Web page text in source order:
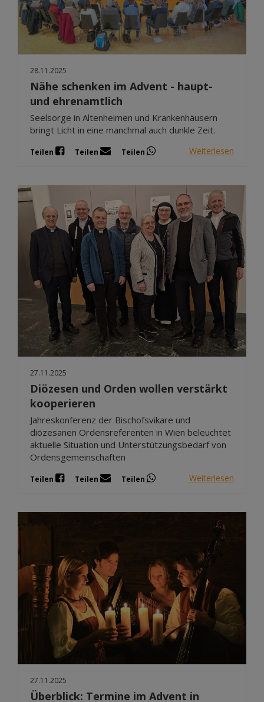
28.11.2025
Nähe schenken im Advent - haupt-
und ehrenamtlich
Seelsorge in Altenheimen und Krankenhäusern
bringt Licht in eine manchmal auch dunkle Zeit.
Teilen Teilen Teilen Weiterlesen
27.11.2025
Diözesen und Orden wollen verstärkt
kooperieren
Jahreskonferenz der Bischofsvikare und
diözesanen Ordensreferenten in Wien beleuchtet
aktuelle Situation und Unterstützungsbedarf von
Ordensgemeinschaften
Teilen Teilen Teilen Weiterlesen
27.11.2025
Überblick: Termine im Advent in